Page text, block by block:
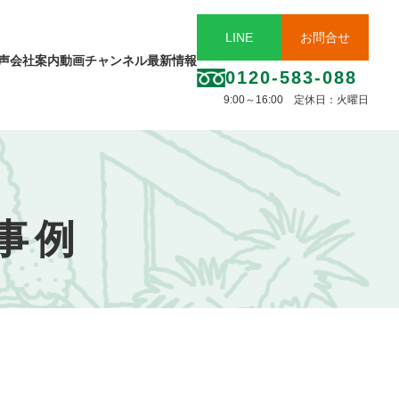
会社案内動画チャンネル最新情報
LINE お問合せ
0120-583-088
9:00～16:00 定休日：火曜日
例